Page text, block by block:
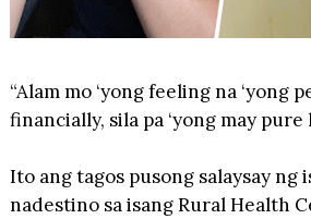
“Alam mo ‘yong feeling na ‘yong
financially, sila pa ‘yong may pure
Ito ang tagos pusong salaysay ng
nadestino sa isang Rural Health